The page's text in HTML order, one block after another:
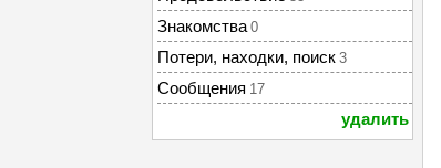
Знакомства 0
Потери, находки, поиск 3
Сообщения 17
удалить